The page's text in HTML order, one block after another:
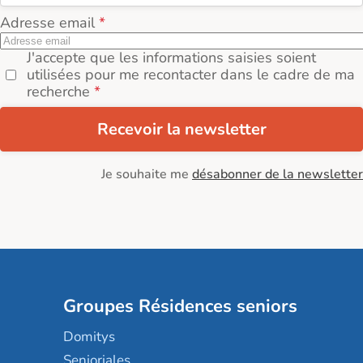
Adresse email
J'accepte que les informations saisies soient
utilisées pour me recontacter dans le cadre de ma
recherche
Recevoir la newsletter
Je souhaite me désabonner de la newsletter
Groupes Résidences seniors
Domitys